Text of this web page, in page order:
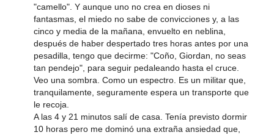
"camello". Y aunque uno no crea en dioses ni
fantasmas, el miedo no sabe de convicciones y, a las
cinco y media de la mañana, envuelto en neblina,
después de haber despertado tres horas antes por una
pesadilla, tengo que decirme: "Coño, Giordan, no seas
tan pendejo", para seguir pedaleando hasta el cruce.
Veo una sombra. Como un espectro. Es un militar que,
tranquilamente, seguramente espera un transporte que
le recoja.
A las 4 y 21 minutos salí de casa. Tenía previsto dormir
10 horas pero me dominó una extraña ansiedad que,